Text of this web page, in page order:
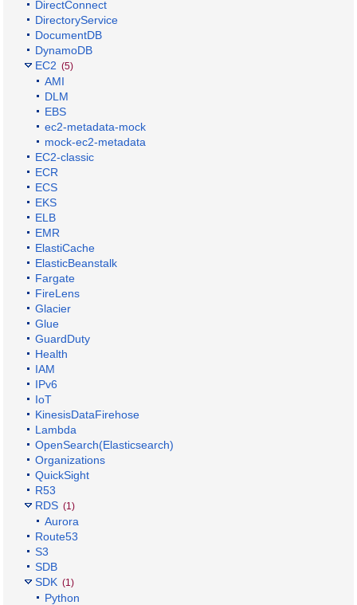
DirectConnect
DirectoryService
DocumentDB
DynamoDB
EC2 (5)
AMI
DLM
EBS
ec2-metadata-mock
mock-ec2-metadata
EC2-classic
ECR
ECS
EKS
ELB
EMR
ElastiCache
ElasticBeanstalk
Fargate
FireLens
Glacier
Glue
GuardDuty
Health
IAM
IPv6
IoT
KinesisDataFirehose
Lambda
OpenSearch(Elasticsearch)
Organizations
QuickSight
R53
RDS (1)
Aurora
Route53
S3
SDB
SDK (1)
Python